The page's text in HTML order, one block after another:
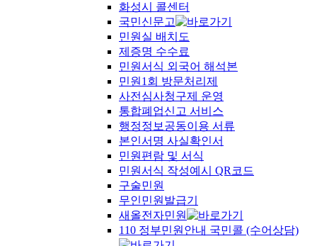
화성시 콜센터
국민신문고
민원실 배치도
제증명 수수료
민원서식 외국어 해석본
민원1회 방문처리제
사전심사청구제 운영
통합폐업신고 서비스
행정정보공동이용 서류
본인서명 사실확인서
민원편람 및 서식
민원서식 작성예시 QR코드
구술민원
무인민원발급기
새올전자민원
110 정부민원안내 국민콜 (수어상담)